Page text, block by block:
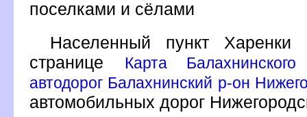
поселками и сёлами
Населенный пункт
странице
Карта
автодорог Балахнинский р-он
автомобильных дорог